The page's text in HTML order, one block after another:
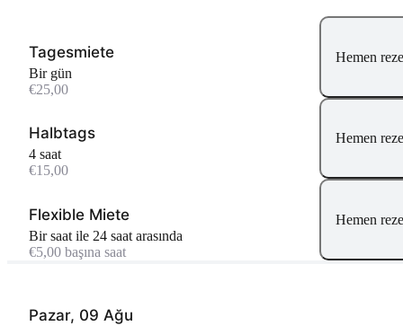
Pazar, 09 Ağu
Tagesmiete
Bir gün
€25,00
Hemen
Halbtags
4 saat
€15,00
Hemen
Flexible Miete
bir saat ile 24 saat arasında
€5,00 başına saat
Hemen